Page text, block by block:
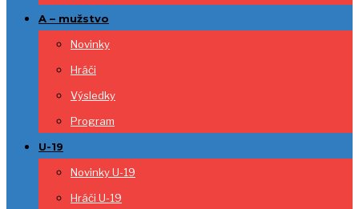
A – mužstvo
Novinky
Hráči
Výsledky
Program
U-19
Novinky U-19
Hráči U-19